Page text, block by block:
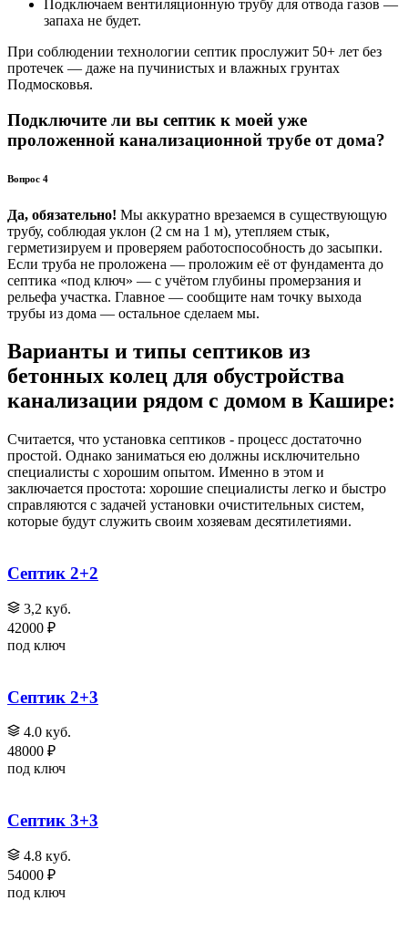
Подключаем вентиляционную трубу для отвода газов —
запаха не будет.
При соблюдении технологии септик прослужит 50+ лет без
протечек — даже на пучинистых и влажных грунтах
Подмосковья.
Подключите ли вы септик к моей уже
проложенной канализационной трубе от дома?
Вопрос 4
Да, обязательно! Мы аккуратно врезаемся в существующую
трубу, соблюдая уклон (2 см на 1 м), утепляем стык,
герметизируем и проверяем работоспособность до засыпки.
Если труба не проложена — проложим её от фундамента до
септика «под ключ» — с учётом глубины промерзания и
рельефа участка. Главное — сообщите нам точку выхода
трубы из дома — остальное сделаем мы.
Варианты и типы септиков из
бетонных колец для обустройства
канализации рядом с домом в Кашире:
Считается, что установка септиков - процесс достаточно
простой. Однако заниматься ею должны исключительно
специалисты с хорошим опытом. Именно в этом и
заключается простота: хорошие специалисты легко и быстро
справляются с задачей установки очистительных систем,
которые будут служить своим хозяевам десятилетиями.
Септик 2+2
3,2 куб.
42000 ₽
под ключ
Септик 2+3
4.0 куб.
48000 ₽
под ключ
Септик 3+3
4.8 куб.
54000 ₽
под ключ